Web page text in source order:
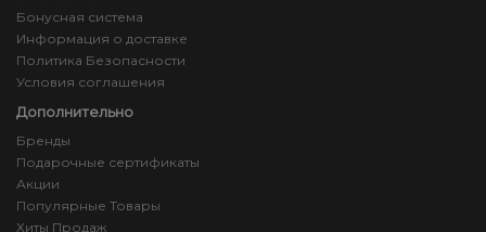
Бонусная система
Информация о доставке
Политика Безопасности
Условия соглашения
Дополнительно
Бренды
Подарочные сертификаты
Акции
Популярные Товары
Хиты Продаж